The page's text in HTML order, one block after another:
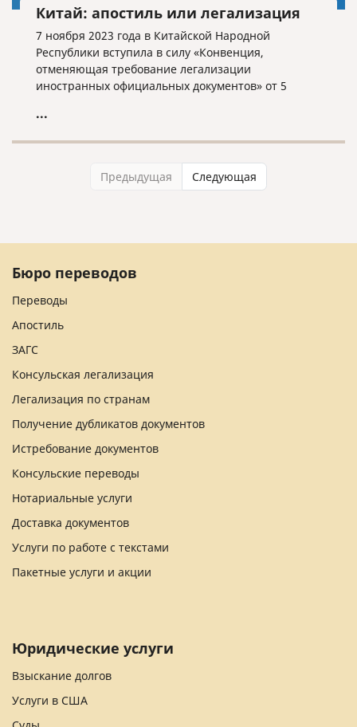
Китай: апостиль или легализация
7 ноября 2023 года в Китайской Народной
Республики вступила в силу «Конвенция,
отменяющая требование легализации
иностранных официальных документов» от 5
...
Предыдущая Следующая
Бюро переводов
Переводы
Апостиль
ЗАГС
Консульская легализация
Легализация по странам
Получение дубликатов документов
Истребование документов
Консульские переводы
Нотариальные услуги
Доставка документов
Услуги по работе с текстами
Пакетные услуги и акции
Юридические услуги
Взыскание долгов
Услуги в США